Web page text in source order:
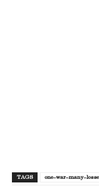
TAGS one-war-many-